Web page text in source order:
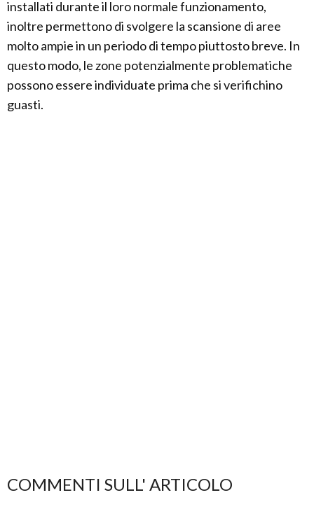
installati durante il loro normale funzionamento,
inoltre permettono di svolgere la scansione di aree
molto ampie in un periodo di tempo piuttosto breve. In
questo modo, le zone potenzialmente problematiche
possono essere individuate prima che si verifichino
guasti.
COMMENTI SULL' ARTICOLO